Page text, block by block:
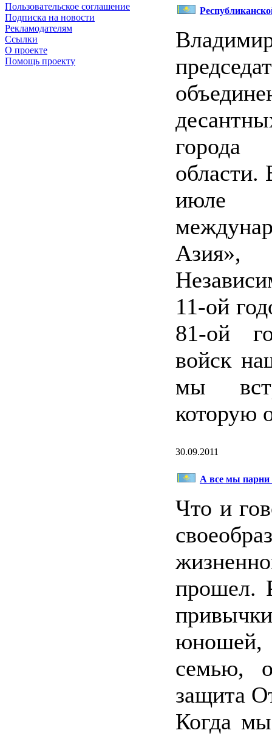
Пользовательское соглашение
Подписка на новости
Рекламодателям
Ссылки
О проекте
Помощь проекту
города
области.
июле
Азия»,
11-ой
81-ой
войск
мы
которую
30.09.2011
А все мы парни
Что и
прошел.
семью,
защита
Когда